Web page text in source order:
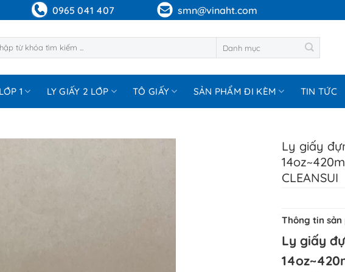
0965 041 407 smn@vinaht.com
1 LY GIẤY 2 LỚP TÔ GIẤY SẢN PHẨM ĐI KÈM TIN TỨC
Ly giấy
CLEANSUI
Thông tin sản
Ly giấy